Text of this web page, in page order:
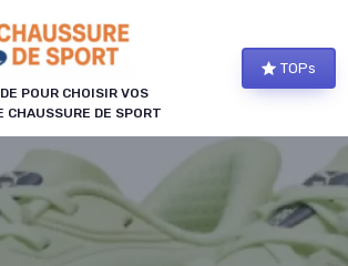
POUR CHOISIR VOS
CHAUSSURE DE SPORT
TOPs